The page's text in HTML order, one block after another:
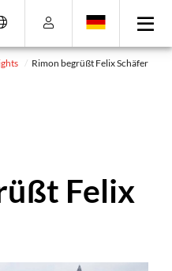
Rimon begrüßt Felix Schäfer
Felix